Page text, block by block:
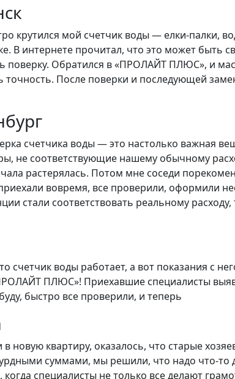
крутился мой счетчик воды — елки-палки,
В интернете прочитал, что это может быть
поверку. Обратился в «ПРОЛАЙТ ПЛЮС», и
точность. После поверки и последующей
счетчика воды — это настолько важная
не соответствующие нашему обычному
растерялась. Потом мне соседи
вовремя, все проверили, оформили
стали соответствовать реальному
счетчик воды работает, а вот показания с
ПЛЮС»! Приехавшие специалисты
быстро все проверили, и теперь
новую квартиру, оказалось, что старые
суммами, мы решили, что надо что-
специалисты не только все делают